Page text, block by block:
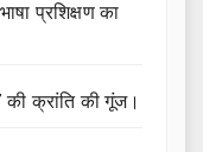
प्रशिक्षण का
क्रांति की गूंज।